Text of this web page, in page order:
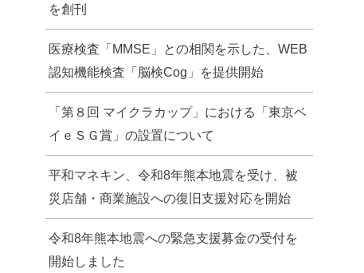
を創刊
医療検査「MMSE」との相関を示した、WEB
認知機能検査「脳検Cog」を提供開始
「第８回 マイクラカップ」における「東京ベ
イｅＳＧ賞」の設置について
平和マネキン、令和8年熊本地震を受け、被
災店舗・商業施設への復旧支援対応を開始
令和8年熊本地震への緊急支援募金の受付を
開始しました